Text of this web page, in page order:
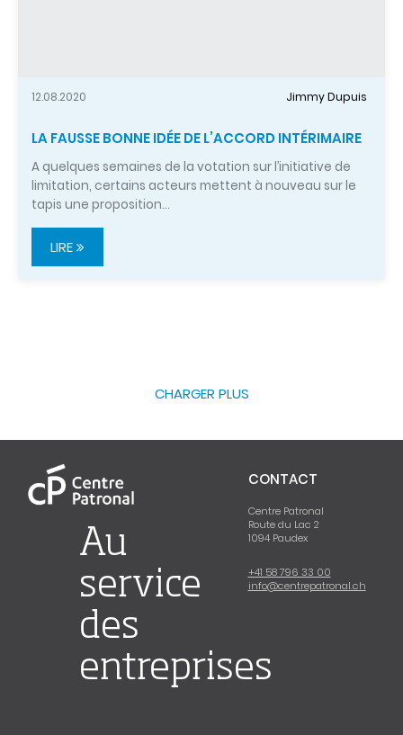
12.08.2020 Jimmy Dupuis
LA FAUSSE BONNE IDÉE DE L’ACCORD INTÉRIMAIRE
A quelques semaines de la votation sur l’initiative de
limitation, certains acteurs mettent à nouveau sur le
tapis une proposition…
LIRE
CHARGER PLUS
Au
service
des
entreprises
CONTACT
Centre Patronal
Route du Lac 2
1094 Paudex
+41 58 796 33 00
info@centrepatronal.ch